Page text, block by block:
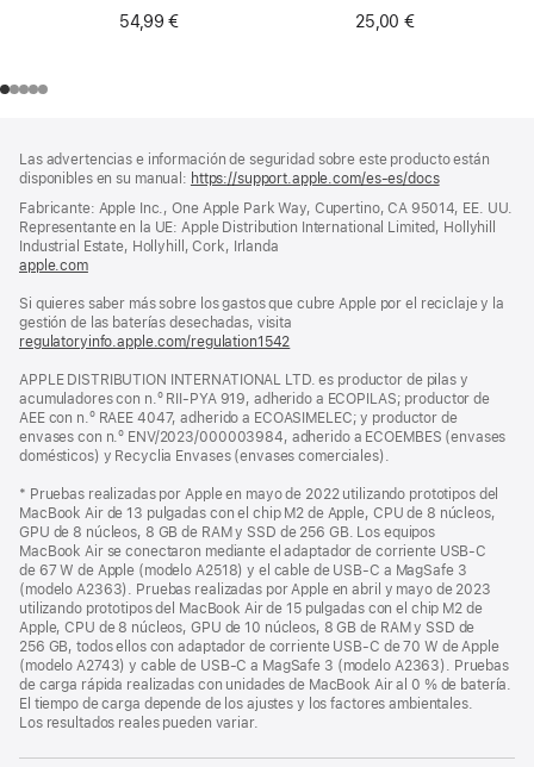
54,99 €
25,00 €
a
pie
de
página
al
pie
Las advertencias e información de seguridad sobre este producto están
disponibles en su manual: https://support.apple.com/es-es/docs(se
en
una
Fabricante: Apple Inc., One Apple Park Way, Cupertino, CA 95014, EE. UU.
Representante en la UE: Apple Distribution International Limited, Hollyhill
Industrial Estate, Hollyhill, Cork, Irlanda
apple.com(se
en
una
ventana
Si quieres saber más sobre los gastos que cubre Apple por el reciclaje y la
gestión de las baterías desechadas, visita
regulatoryinfo.apple.com/regulation1542
en
una
ventana
nueva)
APPLE DISTRIBUTION INTERNATIONAL LTD. es productor de pilas y
acumuladores con n.º RII-PYA 919, adherido a ECOPILAS; productor de
AEE con n.º RAEE 4047, adherido a ECOASIMELEC; y productor de
envases con n.º ENV/2023/000003984, adherido a ECOEMBES (envases
domésticos) y Recyclia Envases (envases comerciales).
* Pruebas realizadas por Apple en mayo de 2022 utilizando prototipos del
MacBook Air de 13 pulgadas con el chip M2 de Apple, CPU de 8 núcleos,
GPU de 8 núcleos, 8 GB de RAM y SSD de 256 GB. Los equipos
MacBook Air se conectaron mediante el adaptador de corriente USB‑C
de 67 W de Apple (modelo A2518) y el cable de USB‑C a MagSafe 3
(modelo A2363). Pruebas realizadas por Apple en abril y mayo de 2023
utilizando prototipos del MacBook Air de 15 pulgadas con el chip M2 de
Apple, CPU de 8 núcleos, GPU de 10 núcleos, 8 GB de RAM y SSD de
256 GB, todos ellos con adaptador de corriente USB‑C de 70 W de Apple
(modelo A2743) y cable de USB‑C a MagSafe 3 (modelo A2363). Pruebas
de carga rápida realizadas con unidades de MacBook Air al 0 % de batería.
El tiempo de carga depende de los ajustes y los factores ambientales.
Los resultados reales pueden variar.